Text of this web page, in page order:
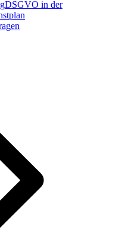
DSGVO in der